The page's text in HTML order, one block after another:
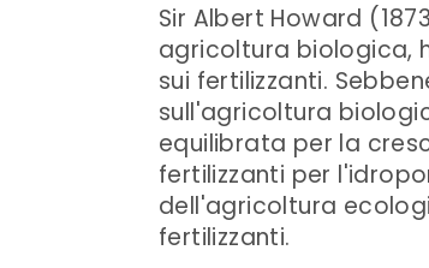
Sir Albert Howard
agricoltura biologica,
sui fertilizzanti.
sull'agricoltura
equilibrata per la
fertilizzanti per
dell'agricoltura
fertilizzanti.